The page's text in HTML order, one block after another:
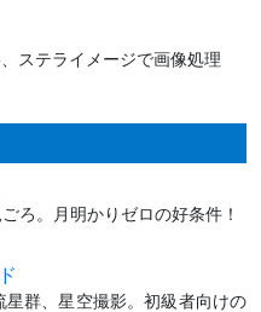
ステライメージで画像処理
ろ。月明かりゼロの好条件！
群、星空撮影。初級者向けの